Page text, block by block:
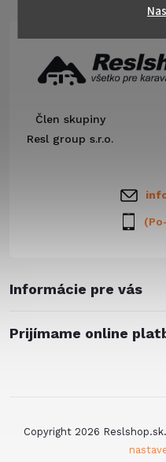
Informácie pre vás
Člen skupiny
Resl group s.r.o.
Prijímame online
Copyright 2026 Reslshop.sk